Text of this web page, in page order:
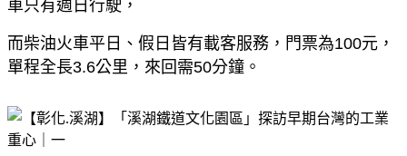
車只有週日行駛，
而柴油火車平日、假日皆有載客服務，門票為100元，
單程全長3.6公里，來回需50分鐘。